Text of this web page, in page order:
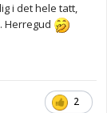
i det hele tatt,
Herregud
2